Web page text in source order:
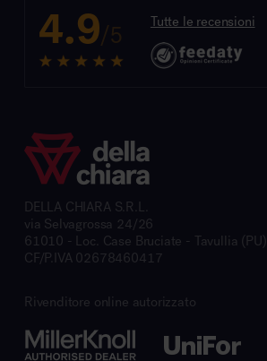
4.9/5 Tutte le recensioni
DELLA CHIARA S.R.L.
via Selvagrossa 24/26
61010 - Loc. Case Bruciate - Tavullia (PU)
CF/P.IVA 02678460417
Rivenditore online autorizzato